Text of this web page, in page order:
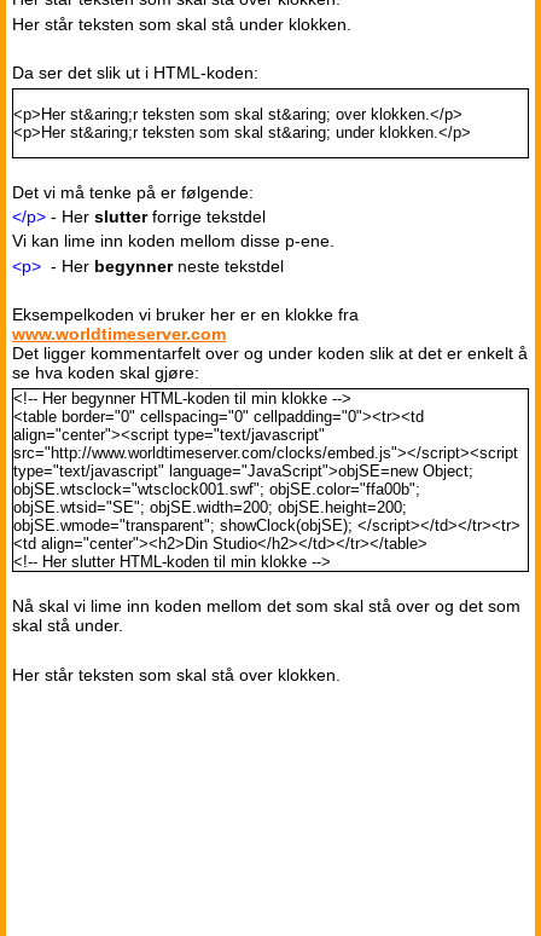
Her står teksten som skal stå under klokken.
Da ser det slik ut i HTML-koden:
<p>Her st&aring;r teksten som skal st&aring; over klokken.</p>
<p>Her st&aring;r teksten som skal st&aring; under klokken.</p>
Det vi må tenke på er følgende:
</p> - Her slutterforrige tekstdel
Vi kan lime inn koden mellom disse p-ene.
<p> - Her begynnerneste tekstdel
Eksempelkoden vi bruker her er en klokke fra
www.worldtimeserver.com
Det ligger kommentarfelt over og under koden slik at det er enkelt å
se hva koden skal gjøre:
<!-- Her begynner HTML-koden til min klokke -->
<table border="0" cellspacing="0" cellpadding="0"><tr><td
align="center"><script type="text/javascript"
src="http://www.worldtimeserver.com/clocks/embed.js"></script><script
type="text/javascript" language="JavaScript">objSE=new Object;
objSE.wtsclock="wtsclock001.swf"; objSE.color="ffa00b";
objSE.wtsid="SE"; objSE.width=200; objSE.height=200;
objSE.wmode="transparent"; showClock(objSE); </script></td></tr><tr>
<td align="center"><h2>Din Studio</h2></td></tr></table>
<!-- Her slutter HTML-koden til min klokke -->
Nå skal vi lime inn koden mellom det som skal stå over og det som
skal stå under.
Her står teksten som skal stå over klokken.